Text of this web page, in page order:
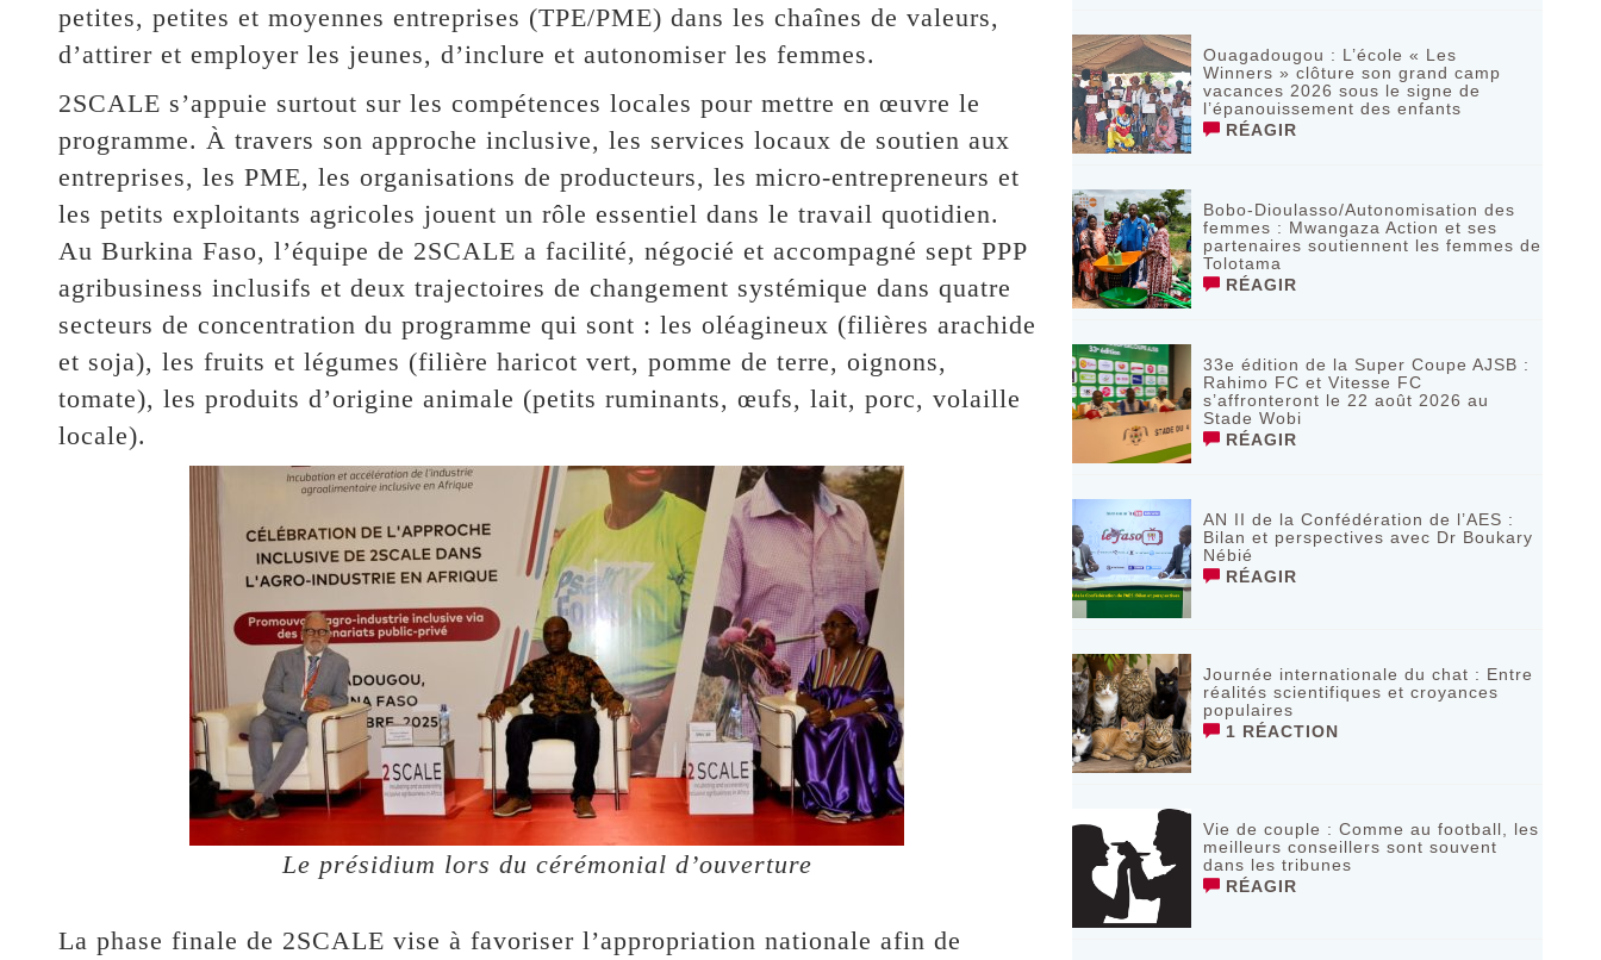
petites, petites et moyennes entreprises (TPE/PME) dans les chaînes de valeurs,
d’attirer et employer les jeunes, d’inclure et autonomiser les femmes.
2SCALE s’appuie surtout sur les compétences locales pour mettre en œuvre le
programme. À travers son approche inclusive, les services locaux de soutien aux
entreprises, les PME, les organisations de producteurs, les micro-entrepreneurs et
les petits exploitants agricoles jouent un rôle essentiel dans le travail quotidien.
Au Burkina Faso, l’équipe de 2SCALE a facilité, négocié et accompagné sept PPP
agribusiness inclusifs et deux trajectoires de changement systémique dans quatre
secteurs de concentration du programme qui sont : les oléagineux (filières arachide
et soja), les fruits et légumes (filière haricot vert, pomme de terre, oignons,
tomate), les produits d’origine animale (petits ruminants, œufs, lait, porc, volaille
locale).
Le présidium lors du cérémonial d’ouverture
La phase finale de 2SCALE vise à favoriser l’appropriation nationale afin de
Ouagadougou : L’école « Les
Winners » clôture son grand camp
vacances 2026 sous le signe de
l’épanouissement des enfants
RÉAGIR
Bobo-Dioulasso/Autonomisation des
femmes : Mwangaza Action et ses
partenaires soutiennent les femmes de
Tolotama
RÉAGIR
33e édition de la Super Coupe AJSB :
Rahimo FC et Vitesse FC
s’affronteront le 22 août 2026 au
Stade Wobi
RÉAGIR
AN II de la Confédération de l’AES :
Bilan et perspectives avec Dr Boukary
Nébié
RÉAGIR
Journée internationale du chat : Entre
réalités scientifiques et croyances
populaires
1 RÉACTION
Vie de couple : Comme au football, les
meilleurs conseillers sont souvent
dans les tribunes
RÉAGIR